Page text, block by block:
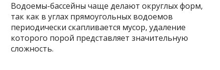
Водоемы-бассейны чаще делают округлых форм,
так как в углах прямоугольных водоемов
периодически скапливается мусор, удаление
которого порой представляет значительную
сложность.